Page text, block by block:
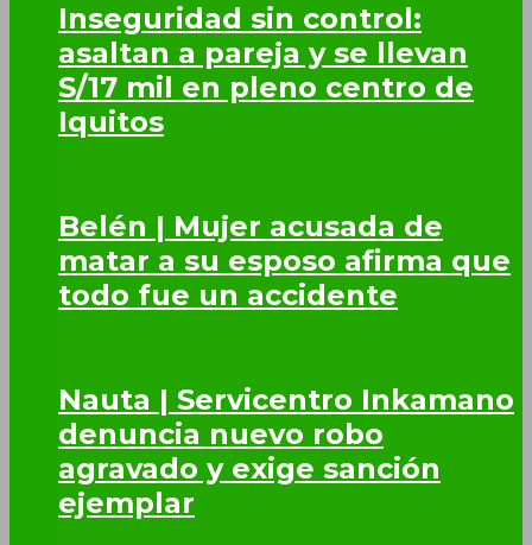
Inseguridad sin control:
asaltan a pareja y se llevan
S/17 mil en pleno centro de
Iquitos
Belén | Mujer acusada de
matar a su esposo afirma que
todo fue un accidente
Nauta | Servicentro Inkamano
denuncia nuevo robo
agravado y exige sanción
ejemplar